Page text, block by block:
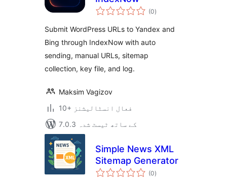
(0مجموعی
درجہ
)
Submit WordPress URLs to Yandex and
Bing through IndexNow with auto
sending, manual URLs, sitemap
collection, key file, and log.
Maksim Vagizov
10+ فعال انسٹالیشنز
7.0.3 کے ساتھ ٹیسٹ شدہ
Simple News XML
Sitemap Generator
(0مجموعی
درجہ
)